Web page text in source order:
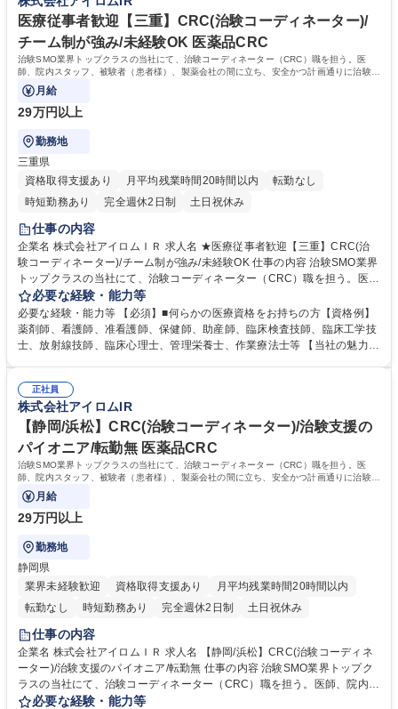
界大手/治験支援のパイオニア/転勤無
均15h程、コアタイム無のフレックス■研修：新卒採用を早期に実施した
歴史があるため座学やOJT含め育成環境は整備。入社後導入研修＋6ヶ月
間のOJT研修（実地研修）を想定。CRC/SMA社内認定制度有 学歴・資格
学歴：大学院 大学 高専 短大 専修学校 語学力： 資格：看護師 診療放射線
技師 臨床工学技士
医療従事者歓迎【三重】CRC(治験コーディネーター)/
チーム制が強み/未経験OK 医薬品CRC
治験SMO業界トップクラスの当社にて、治験コーディネーター（CRC）職を担う。医
師、院内スタッフ、被験者（患者様）、製薬会社の間に立ち、安全かつ計画通りに治験が
進行するよう支援する。
月給
29万円以上
勤務地
三重県
資格取得支援あり
月平均残業時間20時間以内
転勤なし
時短勤務あり
完全週休2日制 土日祝休み
仕事の内容
企業名 株式会社アイロムＩＲ 求人名 ★医療従事者歓迎【三重】CRC(治
験コーディネーター)/チーム制が強み/未経験OK 仕事の内容 治験SMO業界
トップクラスの当社にて、治験コーディネーター（CRC）職を担う。医
師、院内スタッフ、被験者（患者様）、製薬会社の間に立ち、安全かつ計
画通りに治験が進行するよう支援する。 【具体的には】治験が円滑に進む
よう、医師・院内スタッフ・被験者および製薬会社モニターの間に立ち、
GCPを遵守し、十分な安全を確保できる体制を維持しつつ、治験の開始か
のCRCが勤務しているため、チーム制にて負担を分散させることができ、
比較的柔軟な働き方が可能。 募集職種 ★医療従事者歓迎【三重】CRC(治
験コーディネーター)/チーム制が強み/未経験OK
必要な経験・能力等
必要な経験・能力等 【必須】■何らかの医療資格をお持ちの方【資格例】
薬剤師、看護師、准看護師、保健師、助産師、臨床検査技師、臨床工学技
士、放射線技師、臨床心理士、管理栄養士、作業療法士等 【当社の魅力】
いるためメンバー同士で協力して休日を取得することが可能。残業も月平
均15h程、コアタイム無のフレックス■研修：新卒採用を早期に実施した
歴史があるため座学やOJT含め育成環境は整備。入社後導入研修＋6ヶ月
間のOJT研修（実地研修）を想定。CRC/SMA社内認定制度有 学歴・資格
学歴：大学院 大学 高専 短大 専修学校 語学力： 資格：看護師 診療放射線
技師 臨床工学技士
正社員
株式会社アイロムIR
【静岡/浜松】CRC(治験コーディネーター)/治験支援の
パイオニア/転勤無 医薬品CRC
治験SMO業界トップクラスの当社にて、治験コーディネーター（CRC）職を担う。医
師、院内スタッフ、被験者（患者様）、製薬会社の間に立ち、安全かつ計画通りに治験が
進行するよう支援する。
月給
29万円以上
勤務地
静岡県
業界未経験歓迎
資格取得支援あり
月平均残業時間20時間以内
転勤なし
時短勤務あり 完全週休2日制 土日祝休み
仕事の内容
企業名 株式会社アイロムＩＲ 求人名 【静岡/浜松】CRC(治験コーディネ
ーター)/治験支援のパイオニア/転勤無 仕事の内容 治験SMO業界トップク
ラスの当社にて、治験コーディネーター（CRC）職を担う。医師、院内ス
タッフ、被験者（患者様）、製薬会社の間に立ち、安全かつ計画通りに治
必要な経験・能力等